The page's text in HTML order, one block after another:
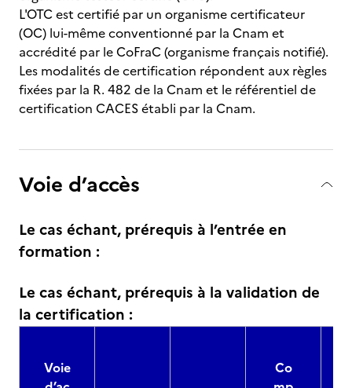
L'OTC est certifié par un organisme certificateur
(OC) lui-même conventionné par la Cnam et
accrédité par le CoFraC (organisme français notifié).
Les modalités de certification répondent aux règles
fixées par la R. 482 de la Cnam et le référentiel de
certification CACES établi par la Cnam.
Voie d’accès
Le cas échant, prérequis à l’entrée en
formation :
Le cas échant, prérequis à la validation de
la certification :
Voie
Co